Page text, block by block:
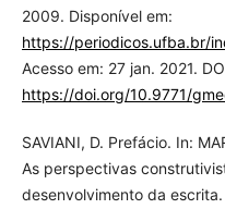
2009. Disponível em:
https://periodicos.ufba.br/
Acesso em: 27 jan. 2021.
https://doi.org/10.9771/
SAVIANI, D. Prefácio. In:
As perspectivas
desenvolvimento da